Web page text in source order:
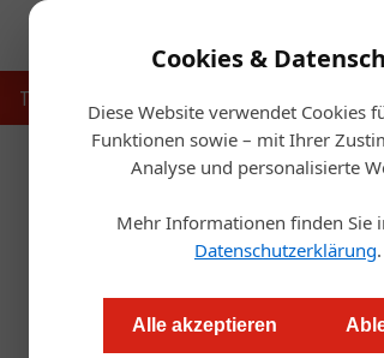
Cookies &
Diese Website verwendet Cookies
Funktionen sowie – mit Ihrer
Analyse und personalisierte
Mehr Informationen finden Sie
Datenschutzerklärung.
Alle akzeptieren
Touristik
Pyhrn-
Alexander Grübling